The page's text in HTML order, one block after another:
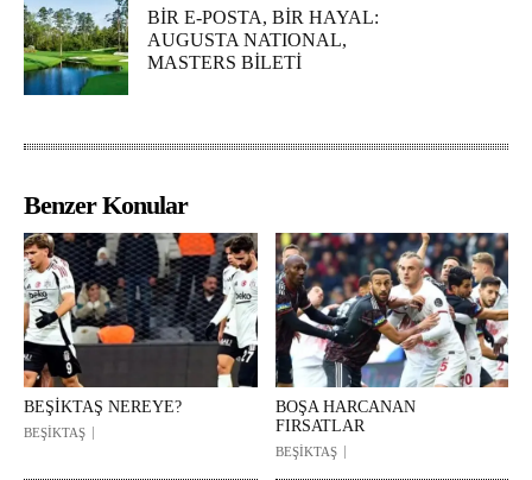
BİR E-POSTA, BİR HAYAL:
AUGUSTA NATIONAL,
MASTERS BİLETİ
Benzer Konular
BEŞİKTAŞ NEREYE?
BEŞİKTAŞ
BOŞA HARCANAN
FIRSATLAR
BEŞİKTAŞ